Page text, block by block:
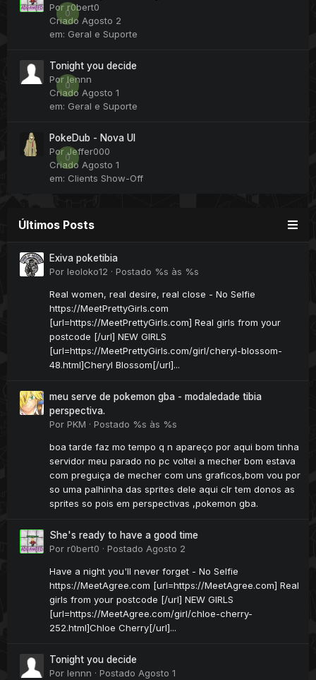
0
Por r0bert0
Criado Agosto 2
em: Geral e Suporte
0
Tonight you decide
Por lennn
Criado Agosto 1
em: Geral e Suporte
0
PokeDub - Nova UI
Por Jeffer000
Criado Agosto 1
em: Clients Show-Off
Últimos Posts
Exiva poketibia
Por leoloko12 · Postado %s às %s
Real women, real desire, real close - No Selfie
https://MeetPrettyGirls.com
[url=https://MeetPrettyGirls.com] Real girls from your
postcode [/url] NEW GIRLS
[url=https://MeetPrettyGirls.com/girl/cheryl-blossom-
48.html]Cheryl Blossom[/url]...
meu serve de pokemon gba - modaledade tibia
perspectiva.
Por PKM · Postado %s às %s
boa tarde faz mo tempo q n apareço por aqui bom tinha
servidor meu parado no pc voltei a mecher bom estava
com preguiça de mecher com uns graficos,bom vou por
so uma palhinha das sprites dele aqui clr tem donos as
sprites so pois em perspectivas ,pokemon gba.
She's ready to have a good time
Por r0bert0 · Postado Agosto 2
Have a night you'll never forget - No Selfie
https://MeetAgree.com [url=https://MeetAgree.com] Real
girls from your postcode [/url] NEW GIRLS
[url=https://MeetAgree.com/girl/chloe-cherry-
252.html]Chloe Cherry[/url]...
Tonight you decide
Por lennn · Postado Agosto 1